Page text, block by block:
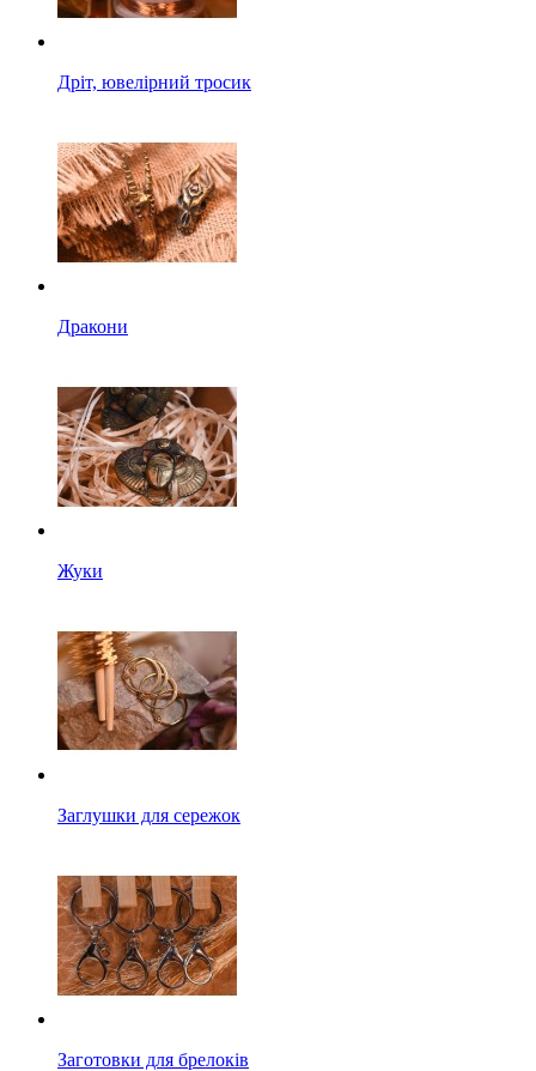
Дріт, ювелірний тросик
Дракони
Жуки
Заглушки для сережок
Заготовки для брелоків